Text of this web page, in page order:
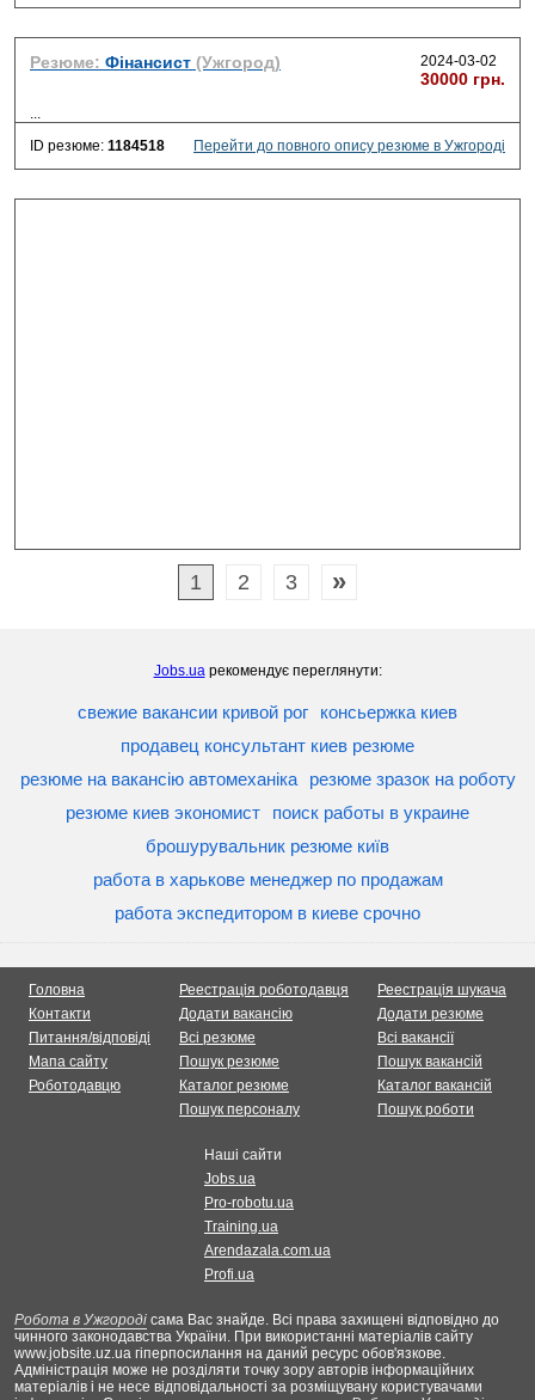
Резюме: Фінансист (Ужгород) 2024-03-02
30000 грн.
...
ID резюме: 1184518 Перейти до повного опису резюме в Ужгороді
1 2 3 »
Jobs.uaрекомендує переглянути:
свежие вакансии кривой рог
консьержка киев
продавец консультант киев резюме
резюме на вакансію автомеханіка
резюме зразок на роботу
резюме киев экономист
поиск работы в украине
брошурувальник резюме київ
работа в харькове менеджер по продажам
работа экспедитором в киеве срочно
Головна
Контакти
Питання/відповіді
Мапа сайту
Роботодавцю
Реестрація роботодавця
Додати вакансію
Всі резюме
Пошук резюме
Каталог резюме
Пошук персоналу
Реестрація шукача
Додати резюме
Всі вакансії
Пошук вакансій
Каталог вакансій
Пошук роботи
Наші сайти
Jobs.ua
Pro-robotu.ua
Training.ua
Arendazala.com.ua
Profi.ua
Робота в Ужгороді сама Вас знайде. Всі права захищені відповідно до
чинного законодавства України. При використанні матеріалів сайту
www.jobsite.uz.ua гіперпосилання на даний ресурс обов'язкове.
Адміністрація може не розділяти точку зору авторів інформаційних
матеріалів і не несе відповідальності за розміщувану користувачами